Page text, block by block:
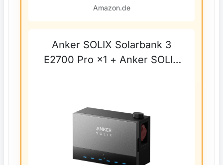
Amazon.de
Anker SOLIX Solarbank 3
E2700 Pro ×1 + Anker SOLIX